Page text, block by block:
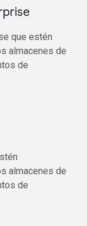
que estén
almacenes de
de
almacenes de
de